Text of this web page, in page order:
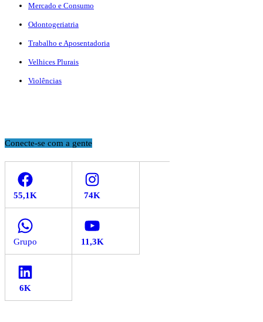
Mercado e Consumo
Odontogeriatria
Trabalho e Aposentadoria
Velhices Plurais
Violências
Conecte-se com a gente
Facebook Instagram
WhatsApp YouTube
LinkedIn